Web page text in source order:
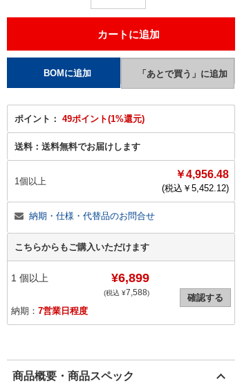
ポイント： 49ポイント(1%還元)
送料： 送料無料でお届けします
1個以上
￥4,956.48
(税込￥ 5,452.12)
納期・仕様・代替品のお問合せ
こちらからもご購入いただけます
1 個以上 ¥6,899
(税込 ¥7,588)
納期： 7営業日程度
確認する
商品概要・商品スペック